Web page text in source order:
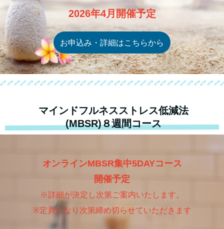
2026年4月開催予定
お申込み・詳細はこちらから
マインドフルネスストレス低減法
(MBSR)８週間コース
オンラインMBSR集中5DAYコース
開催予定
※詳細が決定し次第ご案内いたします。
※定員になり次第締め切らせていただきます